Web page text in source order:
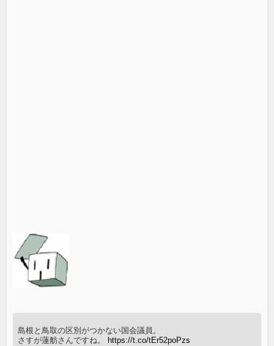
島根と鳥取の区別がつかない国会議員。
さすが蓮舫さんですね。
https://t.co/tEr52poPzs